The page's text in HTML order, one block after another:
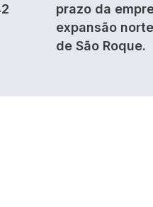
prazo da
expansão
de São Roque.